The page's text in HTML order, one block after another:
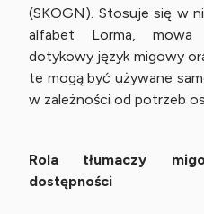
(SKOGN). Stosuje się w
alfabet Lorma, mowa
dotykowy język migowy
te mogą być używane
w zależności od potrzeb
Rola tłumaczy
dostępności